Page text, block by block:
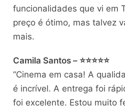
funcionalidades que vi em
preço é ótimo, mas talvez
mais.
Camila Santos – ⭐⭐⭐⭐⭐
“Cinema em casa! A
é incrível. A entrega foi
foi excelente. Estou muito